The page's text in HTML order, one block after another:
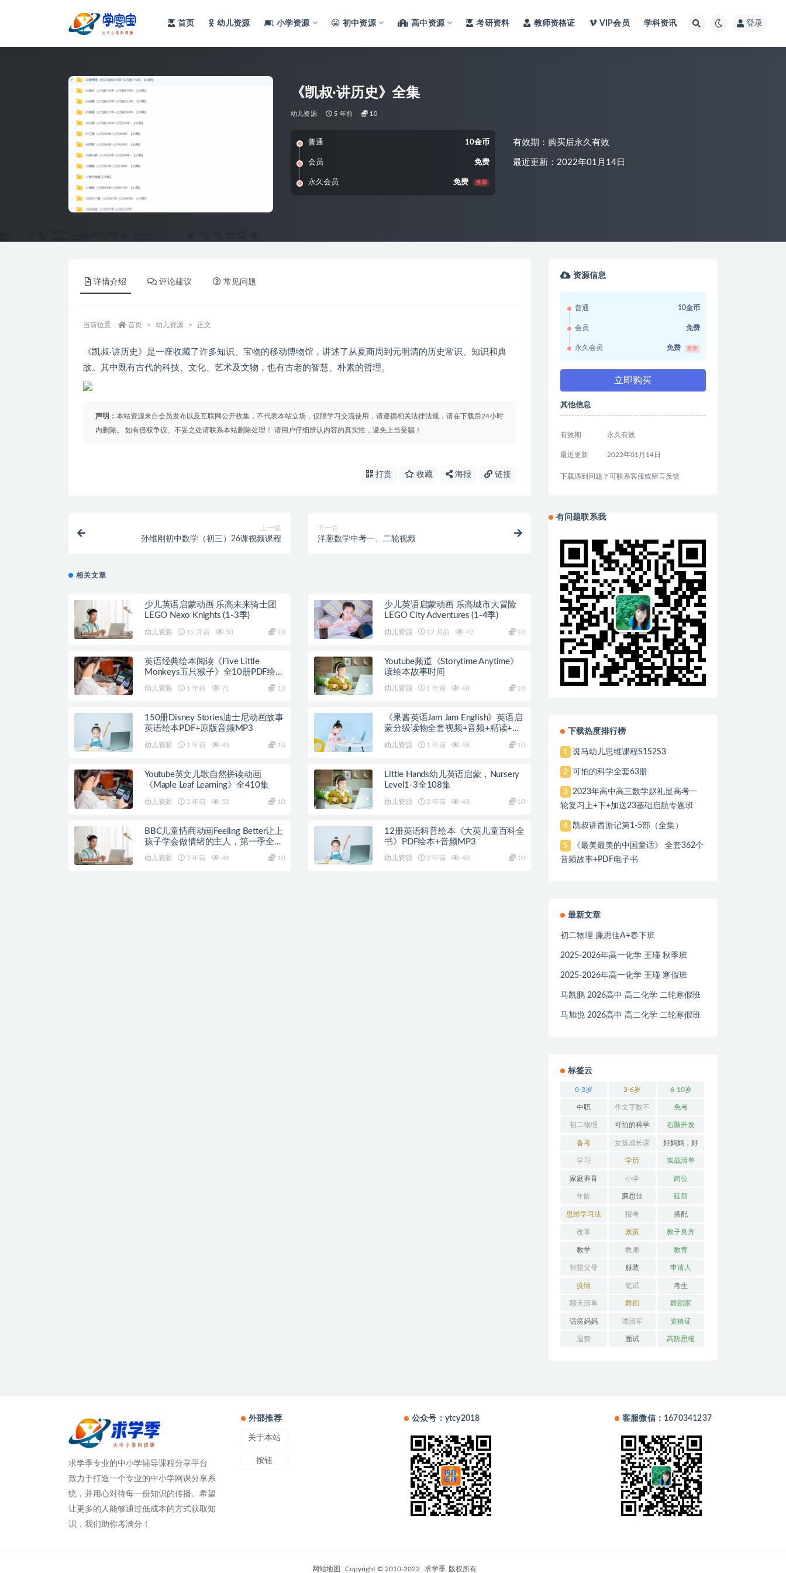
首页 幼儿资源 小学资源 初中资源 高中资源 考研资料 教师资格证 VIP会员 学科资讯 登录
《凯叔·讲历史》全集
幼儿资源 5 年前 10
普通 10金币
会员 免费
永久会员 免费 推荐
有效期：购买后永久有效
最近更新：2022年01月14日
详情介绍 评论建议 常见问题
当前位置： 首页 幼儿资源 正文
《凯叔·讲历史》是一座收藏了许多知识、宝物的移动博物馆，讲述了从夏商周到元明清的历史常识、知识和典
故。其中既有古代的科技、文化、艺术及文物，也有古老的智慧、朴素的哲理。
声明： 本站资源来自会员发布以及互联网公开收集，不代表本站立场，仅限学习交流使用，请遵循相关法律法规，请在下载后24小时
内删除。 如有侵权争议、不妥之处请联系本站删除处理！ 请用户仔细辨认内容的真实性，避免上当受骗！
打赏 收藏 海报 链接
上一篇
孙维刚初中数学（初三）26课视频课程
下一篇
洋葱数学中考一、二轮视频
相关文章
少儿英语启蒙动画 乐高未来骑士团
LEGO Nexo Knights (1-3季)
幼儿资源 12 月前 30 10
少儿英语启蒙动画 乐高城市大冒险
LEGO City Adventures (1-4季)
幼儿资源 12 月前 42 10
英语经典绘本阅读《Five Little
Monkeys五只猴子》全10册PDF绘本
幼儿资源 1 年前 71 10
Youtube频道《Storytime Anytime》
读绘本故事时间
幼儿资源 1 年前 48 10
150册Disney Stories迪士尼动画故事
英语绘本PDF+原版音频MP3
幼儿资源 1 年前 43 10
《果酱英语Jam Jam English》英语启
蒙分级读物全套视频+音频+精读+教
幼儿资源 1 年前 48 10
Youtube英文儿歌自然拼读动画
《Maple Leaf Learning》全410集
幼儿资源 2 年前 52 10
Little Hands幼儿英语启蒙，Nursery
Level1-3全108集
幼儿资源 2 年前 43 10
BBC儿童情商动画Feeling Better让上
孩子学会做情绪的主人，第一季全25
幼儿资源 2 年前 46 10
12册英语科普绘本《大英儿童百科全
书》PDF绘本+音频MP3
幼儿资源 2 年前 40 10
资源信息
普通 10金币
会员 免费
永久会员 免费 推荐
立即购买
其他信息
有效期 永久有效
最近更新 2022年01月14日
下载遇到问题？可联系客服或留言反馈
有问题联系我
下载热度排行榜
1 斑马幼儿思维课程S1S2S3
2 可怕的科学全套63册
3
2023年高中高三数学赵礼显高考一
轮复习上+下+加送23基础启航专题班
4 凯叔讲西游记第1-5部（全集）
5
《最美最美的中国童话》 全套362个
音频故事+PDF电子书
最新文章
初二物理 廉思佳A+春下班
2025-2026年高一化学 王瑾 秋季班
2025-2026年高一化学 王瑾 寒假班
马凯鹏 2026高中 高二化学 二轮寒假班
马旭悦 2026高中 高二化学 二轮寒假班
标签云
0-3岁 3-6岁 6-10岁
中职 作文字数不
够
免考
初二物理 可怕的科学 右脑开发
备考 女孩成长课
堂
好妈妈，好
办法
学习 学历 实战清单
家庭养育 小学 岗位
年龄 廉思佳 延期
思维学习法 报考 搭配
改革 政策 教子良方
教学 教师 教育
智慧父母 服装 申请人
疫情 笔试 考生
聊天清单 舞蹈 舞蹈家
话痨妈妈 谭清军 资格证
退费 面试 高阶思维
求学季专业的中小学辅导课程分享平台
致力于打造一个专业的中小学网课分享系
统，并用心对待每一份知识的传播。希望
让更多的人能够通过低成本的方式获取知
识，我们助你考满分！
外部推荐
关于本站
按钮
公众号：ytcy2018 客服微信：1670341237
网站地图 Copyright © 2010-2022 求学季 版权所有